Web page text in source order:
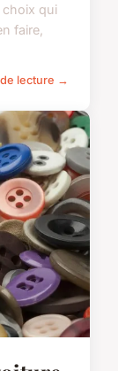
choix qui
faire,
de lecture →